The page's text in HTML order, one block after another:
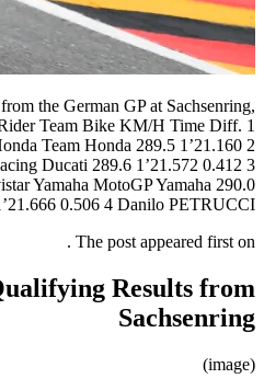
MotoGP Qualifying Results from
Germany: Q2 Results Pos.
Marc MARQUEZ Repsol Honda
Hector BARBERA Avintia Racing
Valentino ROSSI Movistar
MotoGP